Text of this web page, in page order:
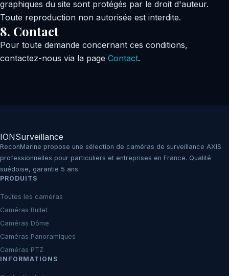
graphiques du site sont protégés par le droit d'auteur.
Toute reproduction non autorisée est interdite.
8. Contact
Pour toute demande concernant ces conditions,
contactez-nous via la page Contact.
IONSurveillance
ReconMarine propose une sélection de caméras de surveillance AXIS
professionnelles pour particuliers et entreprises en France. Qualité
suédoise, garantie 5 ans.
PRODUITS
Toutes les caméras
Caméras Bullet
Caméras Dôme
Caméras Panoramiques
Caméras PTZ
INFORMATIONS